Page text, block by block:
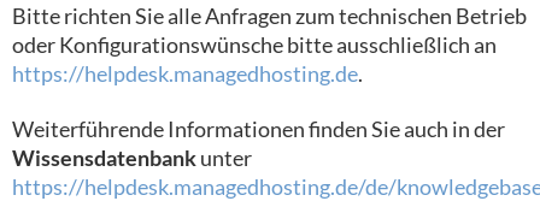
Bitte richten Sie alle Anfragen zum technischen Betrieb
oder Konfigurationswünsche bitte ausschließlich an
https://helpdesk.managedhosting.de.
Weiterführende Informationen finden Sie auch in der
Wissensdatenbankunter
https://helpdesk.managedhosting.de/de/